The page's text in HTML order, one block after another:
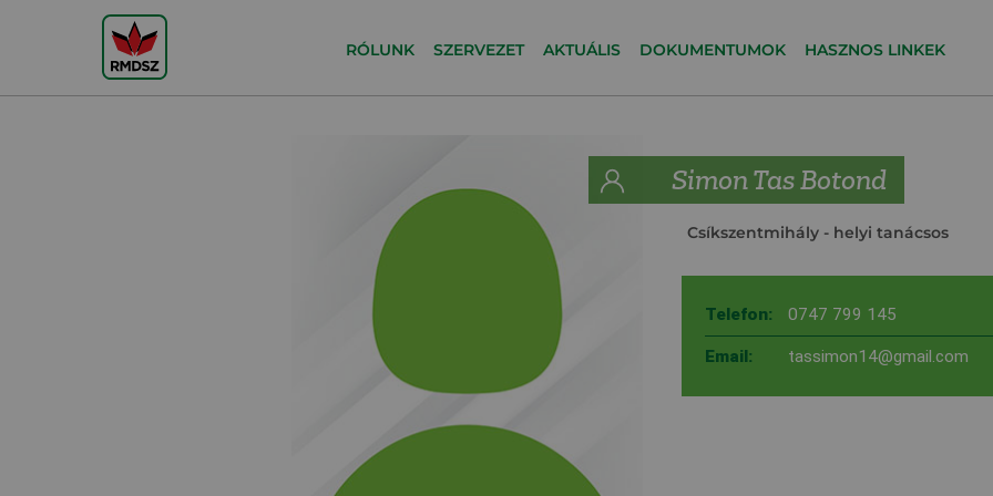
RÓLUNK SZERVEZET AKTUÁLIS DOKUMENTUMOK HASZNOS LINKEK
Simon Tas Botond
Csíkszentmihály- helyi tanácsos
Telefon: 0747 799 145
Email: tassimon14@gmail.com